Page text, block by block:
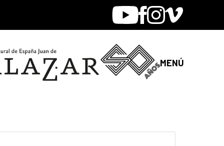
YoutubeFacebook
Instagram
Vimeo
MENÚ